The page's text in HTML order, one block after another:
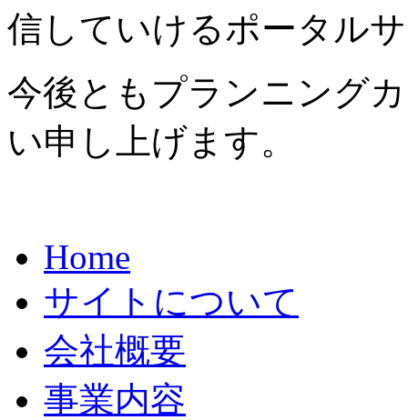
信していけるポータル
今後ともプランニング
い申し上げます。
Home
サイトについて
会社概要
事業内容